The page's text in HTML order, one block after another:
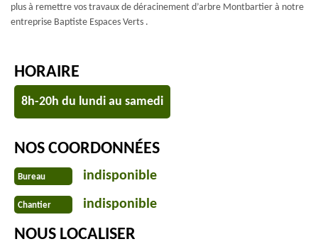
plus à remettre vos travaux de déracinement d’arbre Montbartier à notre
entreprise Baptiste Espaces Verts .
HORAIRE
8h-20h du lundi au samedi
NOS COORDONNÉES
Bureau indisponible
Chantier indisponible
NOUS LOCALISER